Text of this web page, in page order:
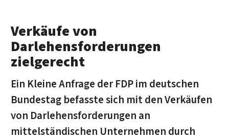
Verkäufe von
Darlehensforderungen
zielgerecht
Ein Kleine Anfrage der FDP im deutschen
Bundestag befasste sich mit den Verkäufen
von Darlehensforderungen an
mittelständischen Unternehmen durch